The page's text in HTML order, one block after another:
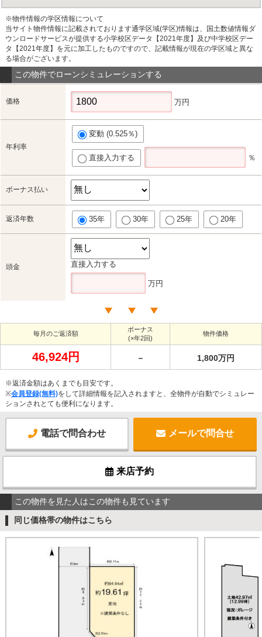
※物件情報の学区情報について
当サイト物件情報に記載されております通学区域(学区)情報は、国土数値情報ダ
ウンロードサービスが提供する小学校区データ【2021年度】及び中学校区デー
タ【2021年度】を元に加工したものですので、記載情報が現在の学区域と異な
る場合がございます。
この物件でローンシミュレーションする
価格 万円
年利率
変動 (0.525％)
直接入力する ％
ボーナス払い
返済年数 35年 30年 25年 20年
頭金 直接入力する
万円
毎月のご返済額
ボーナス
(×年2回)
物件価格
46,924円 － 1,800万円
※返済金額はあくまでも目安です。
※会員登録(無料)をして詳細情報を記入されますと、全物件が自動でシミュレー
ションされとても便利になります。
電話で問合わせ メールで問合せ
来店予約
この物件を見た人はこの物件も見ています
同じ価格帯の物件はこちら